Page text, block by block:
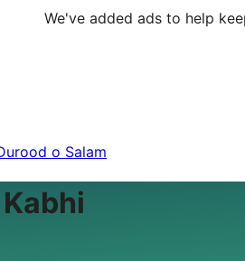
We've added ads to help
o Salam